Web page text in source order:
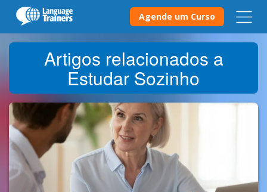
Agende um Curso
Artigos relacionados a
Estudar Sozinho